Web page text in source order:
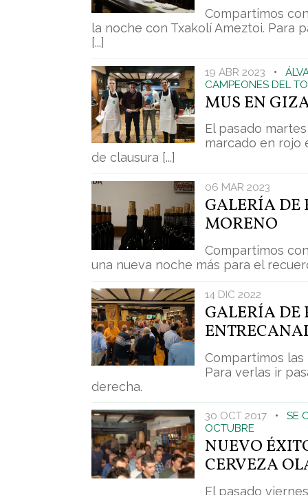
Compartimos
la noche con Txakolí Ameztoi. Para
[...]
19 ABR 2023 •
CAMPEONES DEL
MUS EN
El pasado
marcado en rojo
de clausura [...]
06 MAR 2023
GALERÍA DE
MORENO
Compartimos
una nueva noche más para el
14 DIC 2022
GALERÍA DE
Compartimos
Para verlas ir
derecha.
30 OCT 2017 •
SE
OCTUBRE
NUEVO
CERVEZA
El pasado